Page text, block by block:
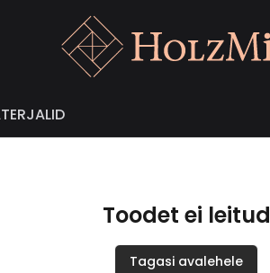
Toodet ei leitud
Tagasi avalehele